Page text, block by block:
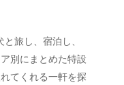
旅し、宿泊し、
別にまとめた特設
てくれる一軒を探